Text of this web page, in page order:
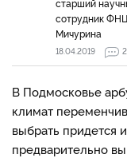
старший
сотрудник
Мичурина
18.04.2019 2
В Подмосковье
климат
выбрать придется
предварительно